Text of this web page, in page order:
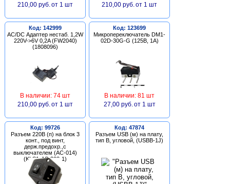
210,00 руб. от 1 шт
210,00 руб. от 1 шт
Код: 142999
AC/DC Адаптер нестаб. 1,2W
220V->6V 0,2A (FW2040)
(1808096)
В наличии: 74 шт
210,00 руб. от 1 шт
Код: 123699
Микропереключатель DM1-
02D-30G-G (125В, 1А)
В наличии: 81 шт
27,00 руб. от 1 шт
Код: 99726
Разъем 220В (п) на блок 3
конт., под винт,
держ.предохр.,с
выключателем (AC-014)
(KLS1-AS-303-1)
Код: 47874
Разъем USB (м) на плату,
тип В, угловой, (USBB-1J)